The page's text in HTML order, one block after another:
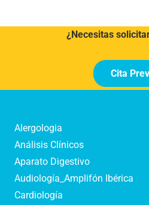
¿Necesitas
Cita
Alergologia
Análisis Clínicos
Aparato Digestivo
Audiología_Amplifón Ibérica
Cardiología